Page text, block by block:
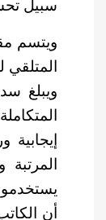
سبيل
ويتسم
المتلقي
ويبلغ
إيجابية
أن